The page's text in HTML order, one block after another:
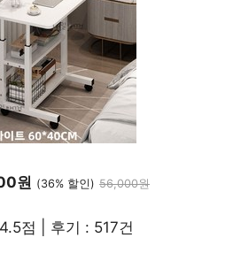
원 (36% 할인) 56,000원
점 | 후기 : 517건